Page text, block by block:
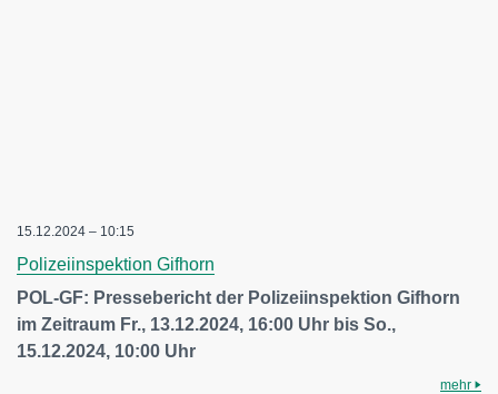
15.12.2024 – 10:15
Polizeiinspektion Gifhorn
POL-GF: Pressebericht der Polizeiinspektion Gifhorn
im Zeitraum Fr., 13.12.2024, 16:00 Uhr bis So.,
15.12.2024, 10:00 Uhr
mehr